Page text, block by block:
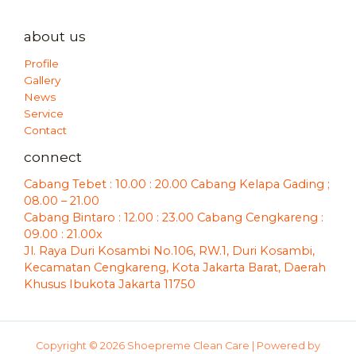
about us
Profile
Gallery
News
Service
Contact
connect
Cabang Tebet : 10.00 : 20.00 Cabang Kelapa Gading ;
08.00 – 21.00
Cabang Bintaro : 12.00 : 23.00 Cabang Cengkareng :
09.00 : 21.00x
Jl. Raya Duri Kosambi No.106, RW.1, Duri Kosambi,
Kecamatan Cengkareng, Kota Jakarta Barat, Daerah
Khusus Ibukota Jakarta 11750
Copyright © 2026 Shoepreme Clean Care | Powered by